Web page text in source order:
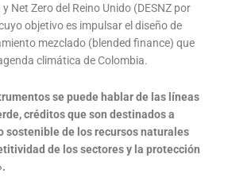
Net Zero del Reino Unido (DESNZ por
objetivo es impulsar el diseño de
mezclado (blended finance) que
climática de Colombia.
se puede hablar de las líneas
créditos que son destinados a
sostenible de los recursos naturales
de los sectores y la protección